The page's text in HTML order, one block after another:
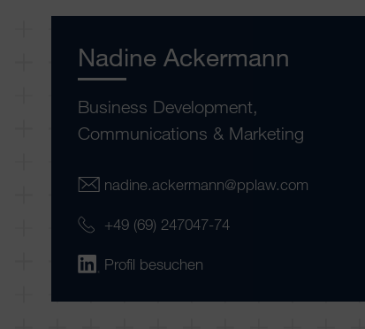
Nadine Ackermann
Business Development,
Communications & Marketing
nadine.ackermann@pplaw.com
+49 (69) 247047-74
Profil besuchen